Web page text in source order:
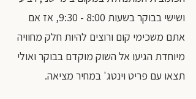
ושישי בבוקר בשעות 8:00 - 9:30, אז אם
אתם משכימי קום ורוצים להיות חלק מחוויה
מיוחדת הגיעו אל השוק מוקדם בבוקר ואולי
תצאו עם פריט וינטג' במחיר מציאה.